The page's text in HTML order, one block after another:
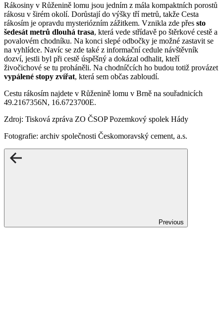
Rákosiny v Růženině lomu jsou jedním z mála kompaktních porostů
rákosu v širém okolí. Dorůstají do výšky tří metrů, takže Cesta
rákosím je opravdu mysteriózním zážitkem. Vznikla zde přes sto
šedesát metrů dlouhá trasa, která vede střídavě po štěrkové cestě a
povalovém chodníku. Na konci slepé odbočky je možné zastavit se
na vyhlídce. Navíc se zde také z informační cedule návštěvník
dozví, jestli byl při cestě úspěšný a dokázal odhalit, kteří
živočichové se tu proháněli. Na chodníčcích ho budou totiž provázet
vypálené stopy zvířat, která sem občas zabloudí.
Cestu rákosím najdete v Růženině lomu v Brně na souřadnicích
49.2167356N, 16.6723700E.
Zdroj: Tisková zpráva ZO ČSOP Pozemkový spolek Hády
Fotografie: archiv společnosti Českomoravský cement, a.s.
Previous